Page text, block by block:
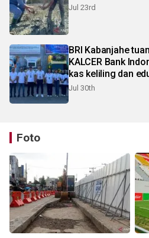
Jul 23rd
BRI Kabanjahe
KALCER Bank
kas keliling dan
pelosok Karo
Jul 30th
Foto